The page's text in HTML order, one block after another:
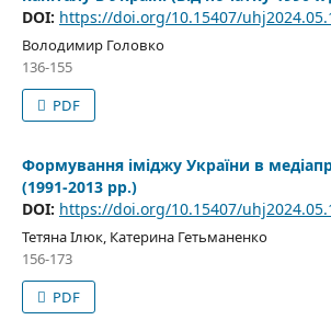
DOI: https://doi.org/10.15407/
Володимир Головко
136-155
PDF
Формування іміджу України в
(1991-2013 рр.)
DOI: https://doi.org/10.15407/
Тетяна Ілюк, Катерина Гетьманенко
156-173
PDF